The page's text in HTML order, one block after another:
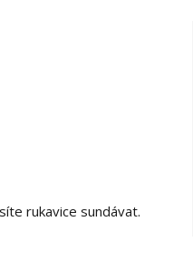
rukavice sundávat.